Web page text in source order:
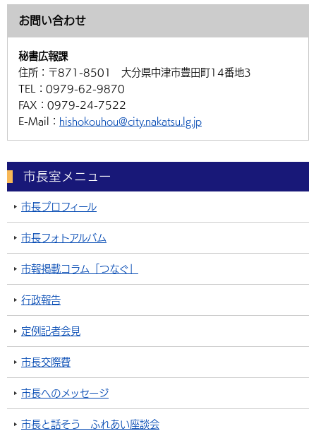
お問い合わせ
秘書広報課
住所： 〒871-8501 大分県中津市豊田町14番地3
TEL： 0979-62-9870
FAX： 0979-24-7522
E-Mail： hishokouhou@city.nakatsu.lg.jp
市長室メニュー
市長プロフィール
市長フォトアルバム
市報掲載コラム「つなぐ」
行政報告
定例記者会見
市長交際費
市長へのメッセージ
市長と話そう ふれあい座談会